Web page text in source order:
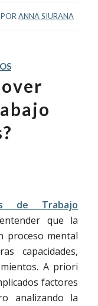
PORANNA SIURANA
de Trabajo
que la
proceso mental
capacidades,
A priori
factores
analizando la